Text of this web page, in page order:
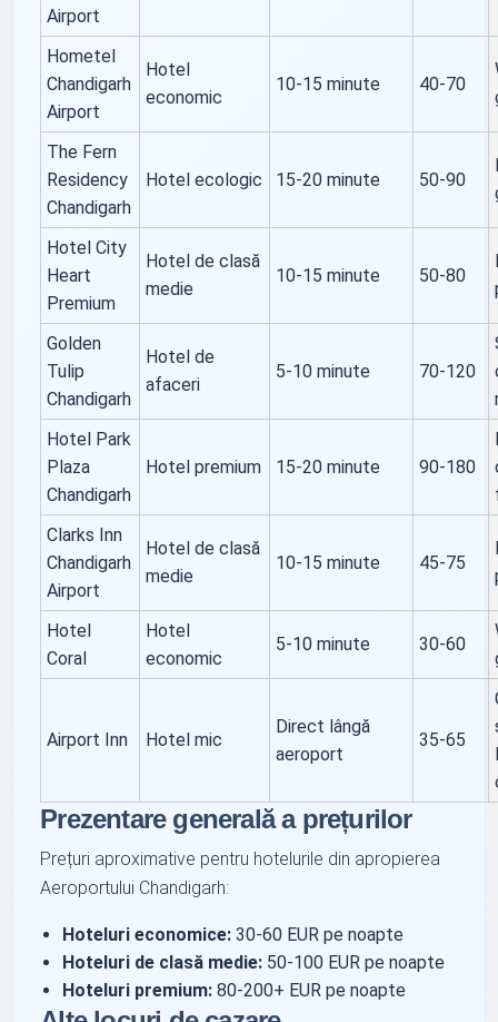
Airport
Hometel
Chandigarh
Airport
Hotel
economic
10-15 minute 40-70
The Fern
Residency
Chandigarh
Hotel ecologic 15-20 minute 50-90
Hotel City
Heart
Premium
Hotel de clasă
medie
10-15 minute 50-80
Golden
Tulip
Chandigarh
Hotel de
afaceri
5-10 minute 70-120
Hotel Park
Plaza
Chandigarh
Hotel premium 15-20 minute 90-180
Clarks Inn
Chandigarh
Airport
Hotel de clasă
medie
10-15 minute 45-75
Hotel
Coral
Hotel
economic
5-10 minute 30-60
Airport Inn Hotel mic
Direct lângă
aeroport
35-65
Prezentare generală a prețurilor
Prețuri aproximative pentru hotelurile din apropierea
Aeroportului Chandigarh:
Hoteluri economice: 30-60 EUR pe noapte
Hoteluri de clasă medie: 50-100 EUR pe noapte
Hoteluri premium: 80-200+ EUR pe noapte